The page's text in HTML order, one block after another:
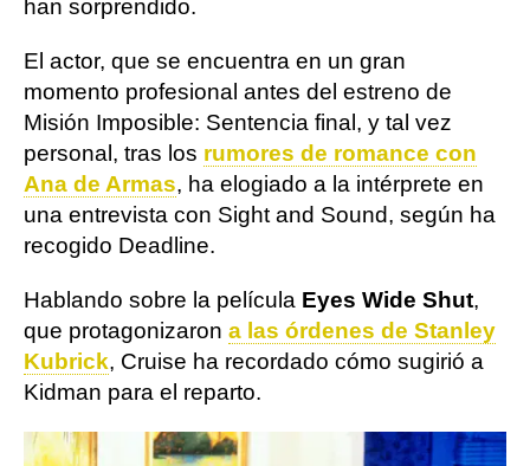
han sorprendido.
El actor, que se encuentra en un gran
momento profesional antes del estreno de
Misión Imposible: Sentencia final, y tal vez
personal, tras los rumores de romance con
Ana de Armas, ha elogiado a la intérprete en
una entrevista con Sight and Sound, según ha
recogido Deadline.
Hablando sobre la película Eyes Wide Shut,
que protagonizaron a las órdenes de Stanley
Kubrick, Cruise ha recordado cómo sugirió a
Kidman para el reparto.